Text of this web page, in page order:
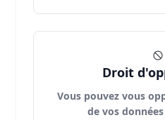
Droit
Vous pouvez vous
de vos